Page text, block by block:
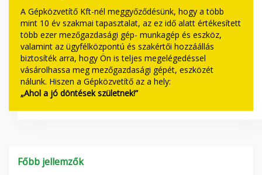
A Gépközvetítő Kft-nél meggyőződésünk, hogy a több
mint 10 év szakmai tapasztalat, az ez idő alatt értékesített
több ezer mezőgazdasági gép- munkagép és eszköz,
valamint az ügyfélközpontú és szakértői hozzáállás
biztosíték arra, hogy Ön is teljes megelégedéssel
vásárolhassa meg mezőgazdasági gépét, eszközét
nálunk. Hiszen a Gépközvetítő az a hely:
„Ahol a jó döntések születnek!”
Főbb jellemzők